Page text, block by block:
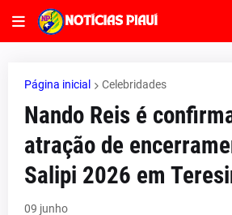
Página inicial Celebridades
Nando Reis é
atração de
Salipi 2026 em
09 junho